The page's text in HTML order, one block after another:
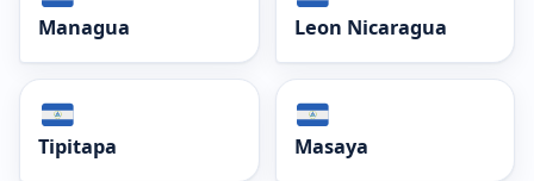
Managua Leon Nicaragua
Tipitapa Masaya